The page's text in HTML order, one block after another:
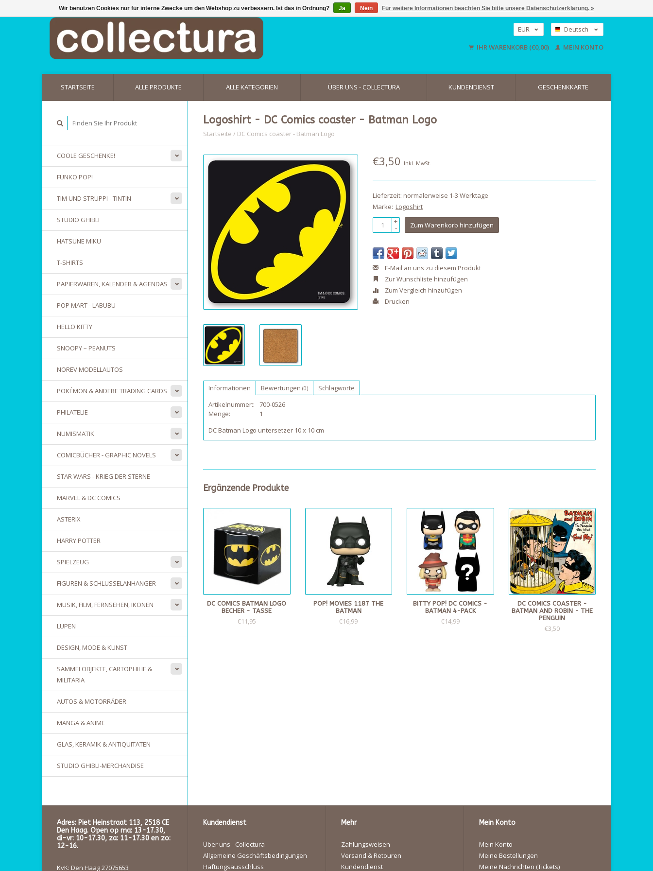
EUR
USD
Deutsch
English
IHR WARENKORB (€0,00) MEIN KONTO
STARTSEITE ALLE PRODUKTE ALLE KATEGORIEN ÜBER UNS - COLLECTURA KUNDENDIENST GESCHENKKARTE
COOLE GESCHENKE!
FUNKO POP!
TIM UND STRUPPI - TINTIN
STUDIO GHIBLI
HATSUNE MIKU
T-SHIRTS
PAPIERWAREN, KALENDER & AGENDAS
POP MART - LABUBU
HELLO KITTY
SNOOPY – PEANUTS
NOREV MODELLAUTOS
POKÉMON & ANDERE TRADING CARDS
PHILATELIE
NUMISMATIK
COMICBÜCHER - GRAPHIC NOVELS
STAR WARS - KRIEG DER STERNE
MARVEL & DC COMICS
ASTERIX
HARRY POTTER
SPIELZEUG
FIGUREN & SCHLUSSELANHANGER
MUSIK, FILM, FERNSEHEN, IKONEN
LUPEN
DESIGN, MODE & KUNST
SAMMELOBJEKTE, CARTOPHILIE &
MILITARIA
AUTOS & MOTORRÄDER
MANGA & ANIME
GLAS, KERAMIK & ANTIQUITÄTEN
STUDIO GHIBLI-MERCHANDISE
Logoshirt - DC Comics coaster - Batman Logo
Startseite / DC Comics coaster - Batman Logo
€3,50 Inkl. MwSt.
Lieferzeit: normalerweise 1-3 Werktage
Marke: Logoshirt
+
- Zum Warenkorb hinzufügen
E-Mail an uns zu diesem Produkt
Zur Wunschliste hinzufügen
Zum Vergleich hinzufügen
Drucken
Informationen Bewertungen (0)
Schlagworte
Artikelnummer::
700-0526
Menge:
1
DC Batman Logo untersetzer 10 x 10 cm
Ergänzende Produkte
DC COMICS BATMAN LOGO
BECHER - TASSE
€11,95
POP! MOVIES 1187 THE
BATMAN
€16,99
BITTY POP! DC COMICS -
BATMAN 4-PACK
€14,99
DC COMICS COASTER -
BATMAN AND ROBIN - THE
PENGUIN
€3,50
Adres: Piet Heinstraat 113, 2518 CE
Den Haag. Open op ma: 13-17.30,
di-vr: 10-17.30, za: 11-17.30 en zo:
12-16.
KvK: Den Haag 27075653
Kundendienst
Über uns - Collectura
Allgemeine Geschäftsbedingungen
Haftungsausschluss
Mehr
Zahlungsweisen
Versand & Retouren
Kundendienst
Mein Konto
Mein Konto
Meine Bestellungen
Meine Nachrichten (Tickets)
Wir benutzen Cookies nur für interne Zwecke um den Webshop zu verbessern. Ist das in Ordnung? Ja Nein Für weitere Informationen beachten Sie bitte unsere Datenschutzerklärung. »